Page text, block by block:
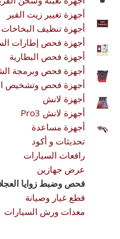
أجهزة تغيير زيت القير
أجهزة تنظيف البخاخات
أجهزة فحص إطارات
أجهزة فحص البطارية
أجهزة فحص وبرمجة
أجهزة فحص وتشخيص
أجهزة لانش
أجهزة لانش Pro3
أجهزة مساعدة
تحديثات و أكود
رافعات السيارات
عرض جهازين
فحص وضبط زوايا
قطع غيار وصيانة
معدات ورش السيارات